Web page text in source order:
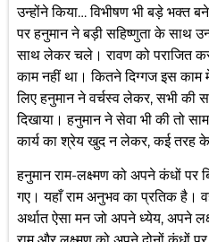
उन्होंने किया… विभीषण भी बड़े भक्त
पर हनुमान ने बड़ी सहिष्णुता के साथ
साथ लेकर चले। रावण को पराजित
काम नहीं था। कितने दिग्गज इस
लिए हनुमान ने वर्चस्व लेकर, सभी की
दिखाया। हनुमान ने सेवा भी की तो
कार्य का श्रेय खुद न लेकर, कई तरह के
हनुमान राम-लक्ष्मण को अपने कंधों पर
गए। यहाँ राम अनुभव का प्रतिक है।
अर्थात ऐसा मन जो अपने ध्येय, अपने